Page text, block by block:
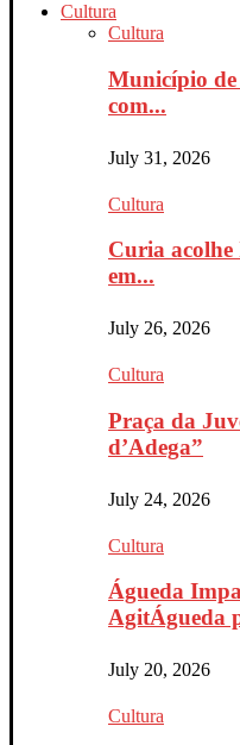
Cultura
Cultura
Município de
com...
July 31, 2026
Cultura
Curia
em...
July 26, 2026
Cultura
Praça da
d’Adega”
July 24, 2026
Cultura
Águeda
AgitÁgueda
July 20, 2026
Cultura